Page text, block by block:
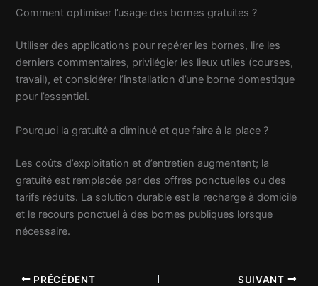
Comment optimiser l’usage des bornes gratuites ?
Utiliser des applications pour repérer les bornes, lire les
derniers commentaires, privilégier les lieux utiles (courses,
travail), et considérer l’installation d’une borne domestique
pour l’essentiel.
Pourquoi la gratuité a diminué et que faire à la place ?
Les coûts d’exploitation et d’entretien augmentent; la
gratuité est remplacée par des offres ponctuelles ou des
tarifs réduits. La solution durable est la recharge à domicile
et le recours ponctuel à des bornes publiques lorsque
nécessaire.
PRÉCÉDENT SUIVANT